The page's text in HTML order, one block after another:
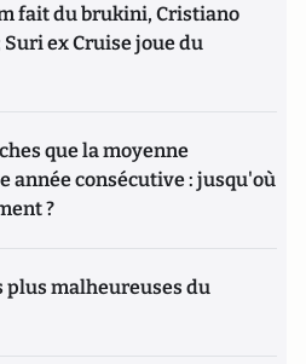
fait du brukini, Cristiano
ex Cruise joue du
que la moyenne
année consécutive : jusqu'où
?
plus malheureuses du